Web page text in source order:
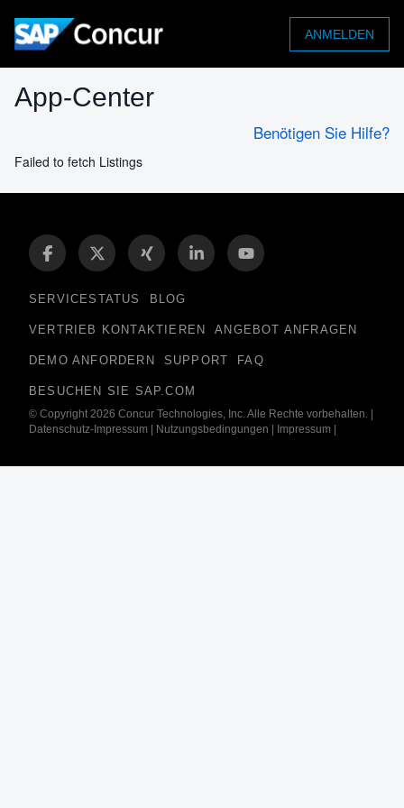
ANMELDEN
App-Center
Benötigen Sie Hilfe?
Failed to fetch Listings
SERVICESTATUS BLOG
VERTRIEB KONTAKTIEREN ANGEBOT ANFRAGEN
DEMO ANFORDERN SUPPORT FAQ
BESUCHEN SIE SAP.COM
© Copyright 2026 Concur Technologies, Inc. Alle Rechte vorbehalten.
Datenschutz-Impressum
Nutzungsbedingungen Impressum